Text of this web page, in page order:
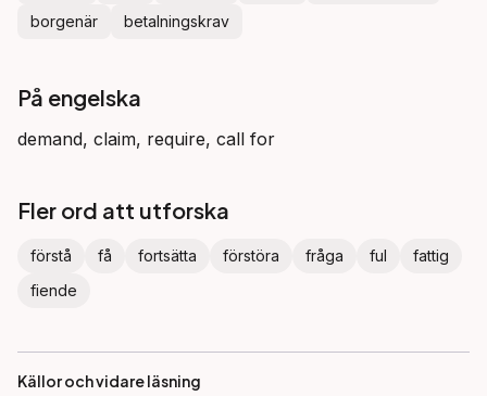
borgenär
betalningskrav
På engelska
demand, claim, require, call for
Fler ord att utforska
förstå få fortsätta förstöra fråga ful
fattig
fiende
Källor och vidare läsning